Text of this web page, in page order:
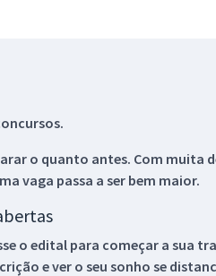
o quanto antes. Com muita
vaga passa a ser bem maior.
o edital para começar a sua
e ver o seu sonho se